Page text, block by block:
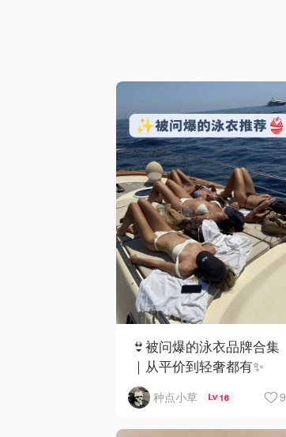
👙被问爆的泳衣品牌合集
｜从平价到轻奢都有✨
种点小草 16 9